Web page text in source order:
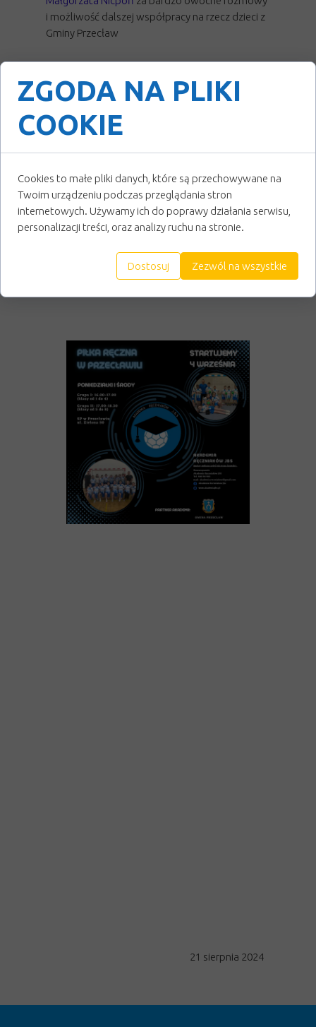
21 sierpnia 2024
i możliwość dalszej współpracy na rzecz dzieci z
Gminy Przecław
ZGODA NA PLIKI
COOKIE
Cookies to małe pliki danych, które są przechowywane na
Twoim urządzeniu podczas przeglądania stron
internetowych. Używamy ich do poprawy działania serwisu,
personalizacji treści, oraz analizy ruchu na stronie.
Dostosuj Zezwól na wszystkie